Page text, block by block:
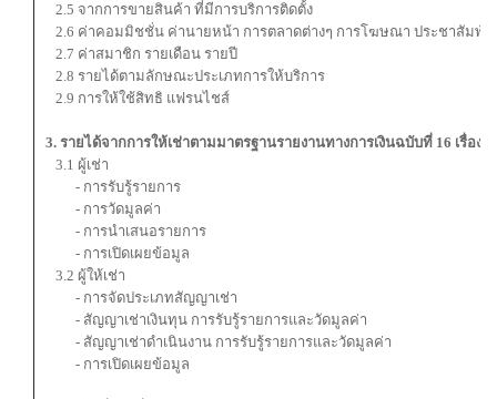
2.5 จากการขายสินค้า ที่มีการบริการติดตั้ง
2.6 ค่าคอมมิชชั่น ค่านายหน้า การตลาดต่างๆ การโฆษณา ประชาสัมพั
2.7 ค่าสมาชิก รายเดือน รายปี
2.8 รายได้ตามลักษณะประเภทการให้บริการ
2.9 การให้ใช้สิทธิ แฟรนไชส์
3. รายได้จากการให้เช่าตามมาตรฐานรายงานทางการเงินฉบับที่ 16 เรื่อง
3.1 ผู้เช่า
- การรับรู้รายการ
- การวัดมูลค่า
- การนำเสนอรายการ
- การเปิดเผยข้อมูล
3.2 ผู้ให้เช่า
- การจัดประเภทสัญญาเช่า
- สัญญาเช่าเงินทุน การรับรู้รายการและวัดมูลค่า
- สัญญาเช่าดำเนินงาน การรับรู้รายการและวัดมูลค่า
- การเปิดเผยข้อมูล